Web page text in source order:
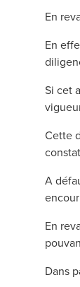
En
En
Si cet
Cette
A
En
Dans